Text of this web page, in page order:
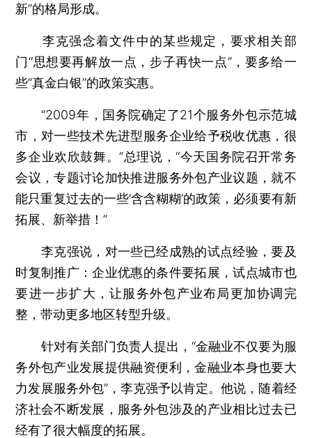
新”的格局形成。
李克强念着文件中的某些规定，要求相关部
门“思想要再解放一点，步子再快一点”，要多给一
些“真金白银”的政策实惠。
“2009年，国务院确定了21个服务外包示范城
市，对一些技术先进型服务企业给予税收优惠，很
多企业欢欣鼓舞。”总理说，“今天国务院召开常务
会议，专题讨论加快推进服务外包产业议题，就不
能只重复过去的一些‘含含糊糊’的政策，必须要有新
拓展、新举措！”
李克强说，对一些已经成熟的试点经验，要及
时复制推广：企业优惠的条件要拓展，试点城市也
要进一步扩大，让服务外包产业布局更加协调完
整，带动更多地区转型升级。
针对有关部门负责人提出，“金融业不仅要为服
务外包产业发展提供融资便利，金融业本身也要大
力发展服务外包”，李克强予以肯定。他说，随着经
济社会不断发展，服务外包涉及的产业相比过去已
经有了很大幅度的拓展。